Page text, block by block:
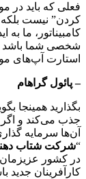
فعلی که باید در
کردن” نیست
کامبیناتور، ما
شخصی شما باشد و
استارت آپ‌های
– پائول گراهام
بگذارید همینجا
جذب می‌کند و
آن‌ها سرمایه
“شرکت شتاب
در کشور
کارآفرینان جدید